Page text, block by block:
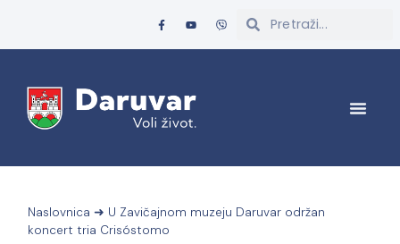
Naslovnica ➜ U Zavičajnom muzeju Daruvar održan
koncert tria Crisóstomo